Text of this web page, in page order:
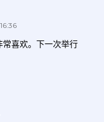
喜欢。下一次举行